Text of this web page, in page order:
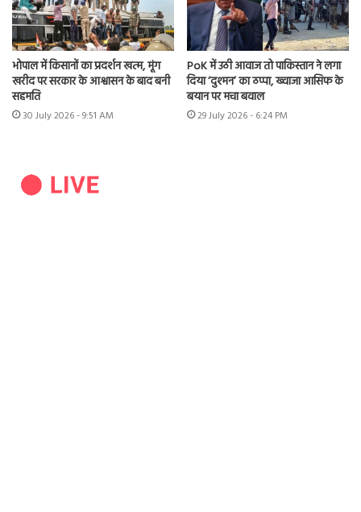
भोपाल में किसानों का प्रदर्शन खत्म, मूंग
खरीद पर सरकार के आश्वासन के बाद बनी
सहमति
30 July 2026 - 9:51 AM
PoK में उठी आवाज तो पाकिस्तान ने लगा
दिया ‘दुश्मन’ का ठप्पा, ख्वाजा आसिफ के
बयान पर मचा बवाल
29 July 2026 - 6:24 PM